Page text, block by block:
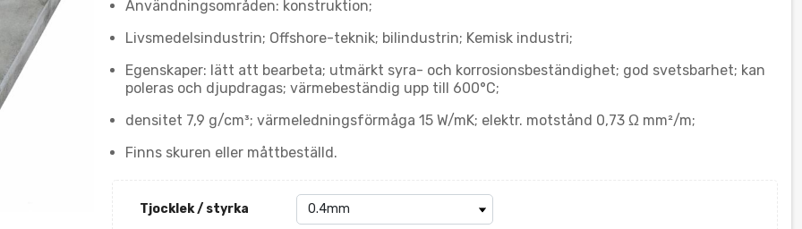
Användningsområden: konstruktion;
Livsmedelsindustrin; Offshore-teknik; bilindustrin; Kemisk industri;
Egenskaper: lätt att bearbeta; utmärkt syra- och korrosionsbeständighet; god svetsbarhet; kan
poleras och djupdragas; värmebeständig upp till 600°C;
densitet 7,9 g/cm³; värmeledningsförmåga 15 W/mK; elektr. motstånd 0,73 Ω mm²/m;
Finns skuren eller måttbeställd.
Tjocklek / styrka